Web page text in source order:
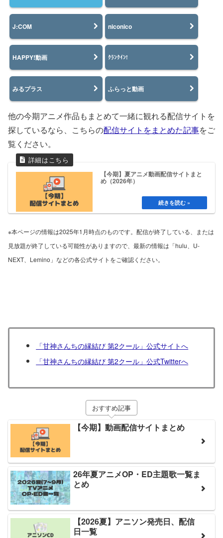
J:COM niconico
HAPPY!動画 ｸﾗﾝｸｲﾝ!
みるプラス ふらっと動画
他の今期アニメ作品もまとめて一緒に観れる配信サイトを
探しているなら、こちらの配信サイトをまとめた記事をご
覧ください。
【今期】夏アニメ動画配信サイトまと
め（2026年）
※本ページの情報は2025年1月時点のものです。配信が終了している、または
見放題が終了している可能性がありますので、最新の情報は「hulu、U-
NEXT、Lemino」などの各公式サイトをご確認ください。
「甘神さんちの縁結び 第2クール」公式サイトへ
「甘神さんちの縁結び 第2クール」公式Twitterへ
おすすめ記事
【今期】動画配信サイトまとめ
26年夏アニメOP・ED主題歌一覧ま
とめ
【2026夏】アニソン発売日、配信
日一覧